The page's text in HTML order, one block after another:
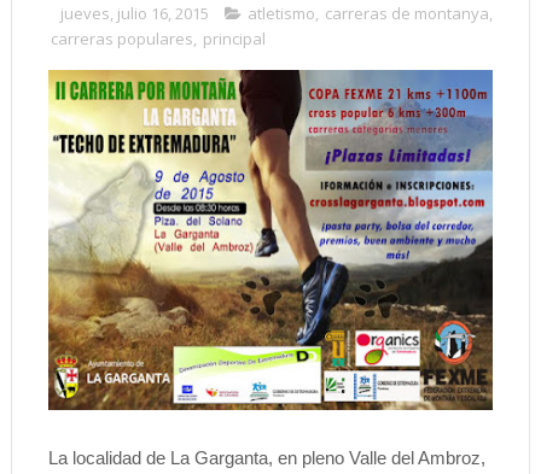
jueves, julio 16, 2015 atletismo, carreras de montanya,
carreras populares, principal
La localidad de La Garganta, en pleno Valle del Ambroz,